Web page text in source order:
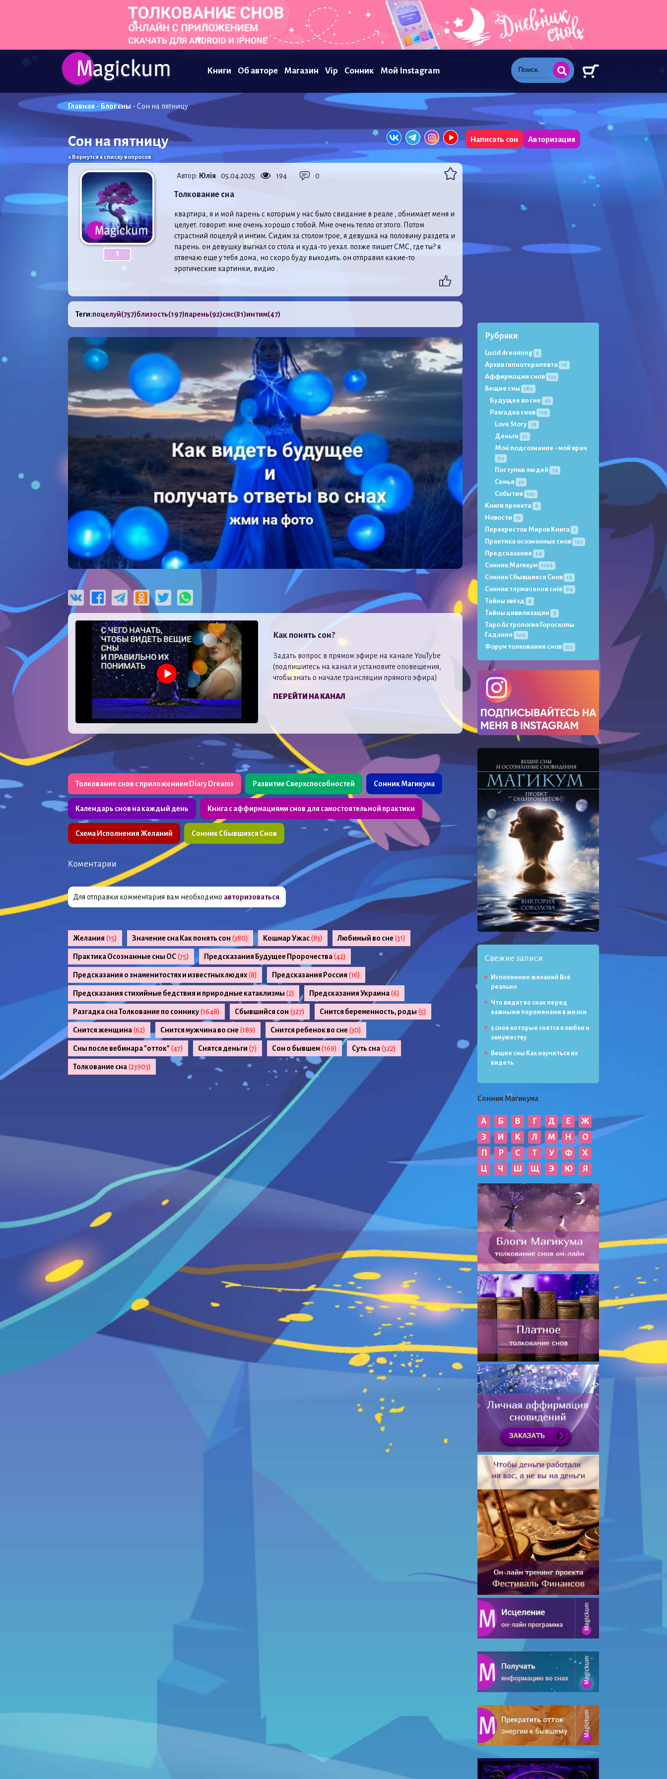
Книги Об авторе Магазин Vip Сонник Мой Instagram
Главная - Блог сны - Сон на пятницу
Сон на пятницу
« Вернутся к списку вопросов
Написать сон Авторизация
1
Автор: Юлія 05.04.2025 194 0
Толкование сна
квартира, я и мой парень с которым у нас было свидание в реале , обнимает меня и
целует. говорит: мне очень хорошо с тобой. Мне очень тепло от этого. Потом
страстний поцелуй и интим. Сидим за столом трое, я девушка на половину раздета и
парень. он девушку выгнал со стола и куда-то уехал. позже пишет СМС, где ты? я
отвечаю еще у тебя дома, но скоро буду выходить. он отправил какие-то
эротические картинки, видио .
Теги:поцелуй(757)близость(197)парень(92)смс(81)интим(47)
Как понять сон?
Задать вопрос в прямом эфире на канале YouTybe
(подпишитесь на канал и установите оповещения,
чтобы знать о начале трансляции прямого эфира)
ПЕРЕЙТИ НА КАНАЛ
Толкование снов с приложением Diary Dreams Развитие Сверхспособностей Сонник Магикума
Календарь снов на каждый день Книга с аффирмациями снов для самостоятельной практики
Схема Исполнения Желаний Сонник Сбывшихся Снов
Коментарии
Для отправки комментария вам необходимо авторизоваться.
Желания (15) Значение сна Как понять сон (380) Кошмар Ужас(83) Любимый во сне (31)
Практика Осознанные сны ОС(75) Предсказания Будущее Пророчества(42)
Предсказания о знаменитостях и известных людях(8) Предсказания Россия (16)
Предсказания стихийные бедствия и природные катаклизмы (2) Предсказания Украина(6)
Разгадка сна Толкование по соннику(1648) Сбывшийся сон (327) Снится беременность, роды (5)
Снится женщина(62) Снится мужчина во сне (189) Снится ребенок во сне (30)
Сны после вебинара "отток"(47) Снятся деньги (7) Сон о бывшем(169) Суть сна(322)
Толкование сна(23903)
Рубрики
Lucid dreaming 5
Архив гипнотерапевта 16
Аффирмации снов 123
Вещие сны 180
Будущее во сне 47
Разгадка снов 119
Love Story 79
Деньги 51
Моё подсознание - мой врач
90
Поступки людей 74
Семья 30
События 101
Книги проекта 6
Новости 72
Перекресток Миров Книга 7
Практика осознанных снов 153
Предсказания 54
Сонник Магикум 1166
Сонник Сбывшихся Снов 14
Сонник тлумачення снів 94
Тайны звёзд 8
Тайны цивилизации 9
Таро Астрология Гороскопы
Гадания
100
Форум толкования снов 372
Свежие записи
Исполнение желаний Всё
реально
Что видят во снах перед
важными переменами в жизни
5 снов которые снятся к любви и
замужеству
Вещие сны Как научиться их
видеть
Сонник Магикума
А Б В Г Д Е
Ж
З
И К Л М Н
О
П
Р С Т У Ф
Х
Ц
Ч Ш Щ Э Ю Я